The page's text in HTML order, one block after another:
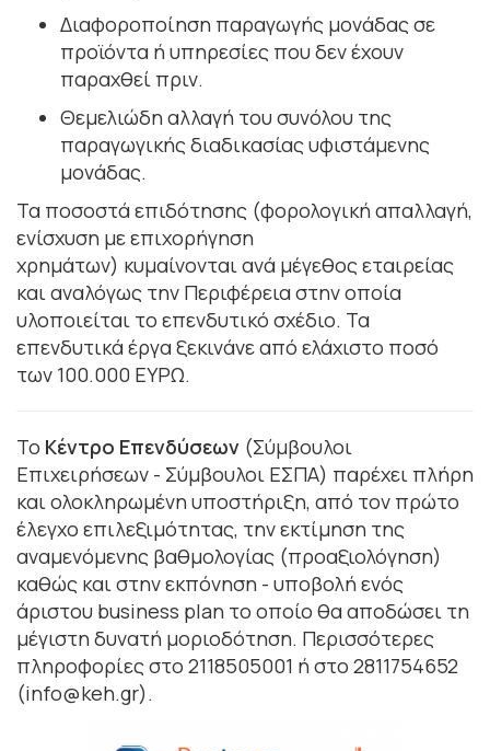
Διαφοροποίηση παραγωγής μονάδας σε
προϊόντα ή υπηρεσίες που δεν έχουν
παραχθεί πριν.
Θεμελιώδη αλλαγή του συνόλου της
παραγωγικής διαδικασίας υφιστάμενης
μονάδας.
Τα ποσοστά επιδότησης (φορολογική απαλλαγή,
ενίσχυση με επιχορήγηση
χρημάτων) κυμαίνονται ανά μέγεθος εταιρείας
και αναλόγως την Περιφέρεια στην οποία
υλοποιείται το επενδυτικό σχέδιο. Τα
επενδυτικά έργα ξεκινάνε από ελάχιστο ποσό
των 100.000 ΕΥΡΩ.
Το Κέντρο Επενδύσεων (Σύμβουλοι
Επιχειρήσεων - Σύμβουλοι ΕΣΠΑ) παρέχει πλήρη
και ολοκληρωμένη υποστήριξη, από τον πρώτο
έλεγχο επιλεξιμότητας, την εκτίμηση της
αναμενόμενης βαθμολογίας (προαξιολόγηση)
καθώς και στην εκπόνηση - υποβολή ενός
άριστου business plan το οποίο θα αποδώσει τη
μέγιστη δυνατή μοριοδότηση. Περισσότερες
πληροφορίες στο 2118505001 ή στο 2811754652
(info@keh.gr).